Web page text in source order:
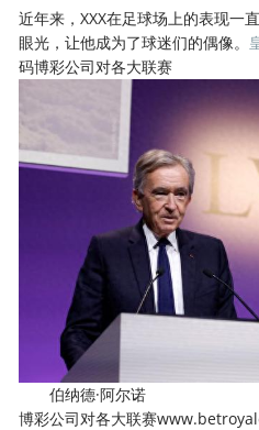
近年来，XXX在足球场上的表现一
眼光，让他成为了球迷们的偶像。
码博彩公司对各大联赛
伯纳德·阿尔诺
博彩公司对各大联赛